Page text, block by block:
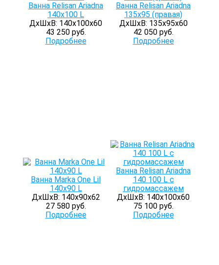
Ванна Relisan Ariadna
140x100 L
ДхШхВ: 140х100х60
43 250 руб.
Подробнее
Ванна Relisan Ariadna
135х95 (правая)
ДхШхВ: 135х95х60
42 050 руб.
Подробнее
Ванна Marka One Lil
140x90 L
ДхШхВ: 140х90х62
27 580 руб.
Подробнее
Ванна Relisan Ariadna
140 100 L с
гидромассажем
ДхШхВ: 140х100х60
75 100 руб.
Подробнее